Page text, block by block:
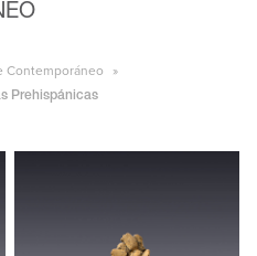
Contemporáneo
Prehispánicas